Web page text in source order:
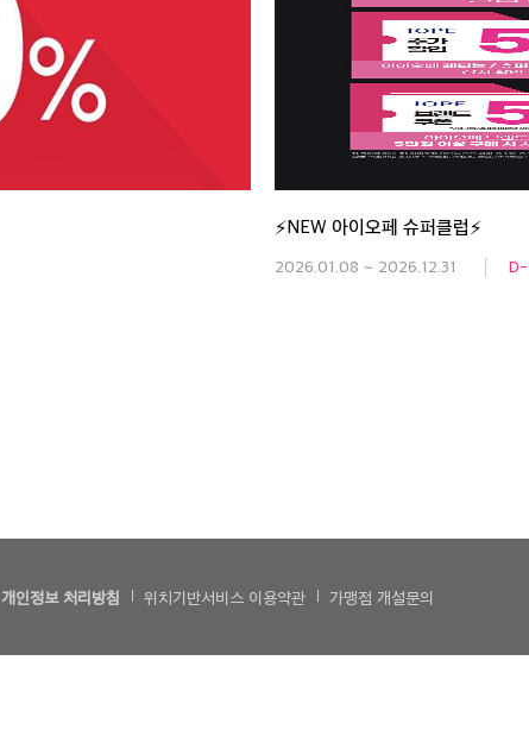
⚡NEW 아이오페 슈퍼클럽⚡
2026.01.08 ~ 2026.12.31
개인정보 처리방침 위치기반서비스 이용약관 가맹점 개설문의